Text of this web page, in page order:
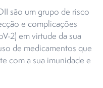
são um grupo de risco
e complicações
2) em virtude da sua
de medicamentos que
com a sua imunidade e